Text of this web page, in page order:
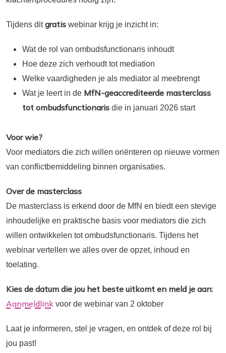
Tijdens ditgratis webinar krijg je inzicht in:
Wat de rol van ombudsfunctionaris inhoudt
Hoe deze zich verhoudt tot mediation
Welke vaardigheden je als mediator al meebrengt
Wat je leert in de MfN-geaccrediteerde masterclass
tot ombudsfunctionaris die in januari 2026 start
Voor wie?
Voor mediators die zich willen oriënteren op nieuwe vormen
van conflictbemiddeling binnen organisaties.
Over de masterclass
De masterclass is erkend door de MfN en biedt een stevige
inhoudelijke en praktische basis voor mediators die zich
willen ontwikkelen tot ombudsfunctionaris. Tijdens het
webinar vertellen we alles over de opzet, inhoud en
toelating.
Kies de datum die jou het beste uitkomt en meld je aan:
Aanmeldlink voor de webinar van 2 oktober
Laat je informeren, stel je vragen, en ontdek of deze rol bij
jou past!